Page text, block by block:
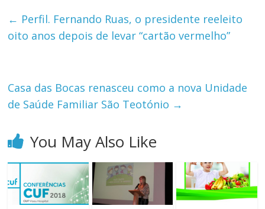
← Perfil. Fernando Ruas, o presidente reeleito
oito anos depois de levar “cartão vermelho”
Casa das Bocas renasceu como a nova Unidade
de Saúde Familiar São Teotónio →
You May Also Like